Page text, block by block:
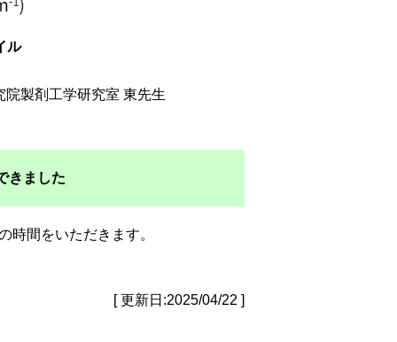
ル
製剤工学研究室 東先生
きました
間をいただきます。
[ 更新日:2025/04/22 ]